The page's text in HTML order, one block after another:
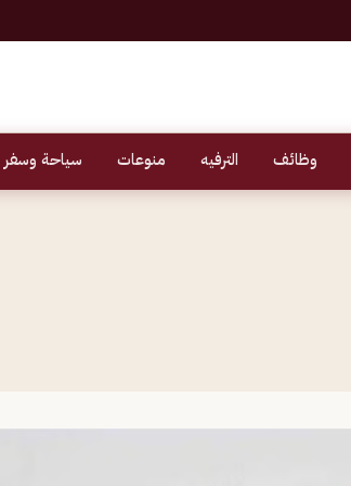
وظائف الترفيه منوعات سياحة وسفر